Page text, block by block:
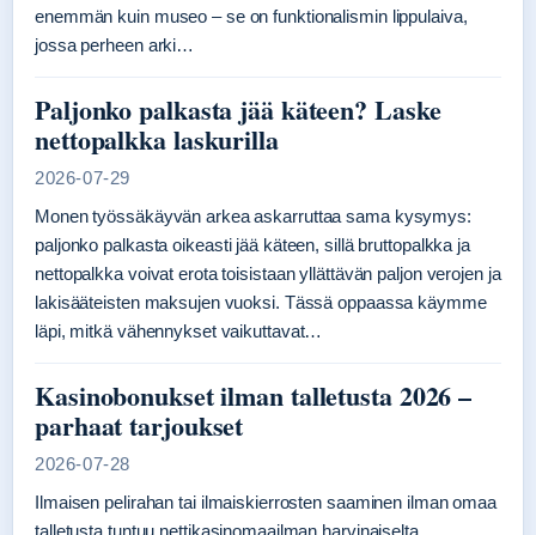
enemmän kuin museo – se on funktionalismin lippulaiva,
jossa perheen arki…
Paljonko palkasta jää käteen? Laske
nettopalkka laskurilla
2026-07-29
Monen työssäkäyvän arkea askarruttaa sama kysymys:
paljonko palkasta oikeasti jää käteen, sillä bruttopalkka ja
nettopalkka voivat erota toisistaan yllättävän paljon verojen ja
lakisääteisten maksujen vuoksi. Tässä oppaassa käymme
läpi, mitkä vähennykset vaikuttavat…
Kasinobonukset ilman talletusta 2026 –
parhaat tarjoukset
2026-07-28
Ilmaisen pelirahan tai ilmaiskierrosten saaminen ilman omaa
talletusta tuntuu nettikasinomaailman harvinaiselta